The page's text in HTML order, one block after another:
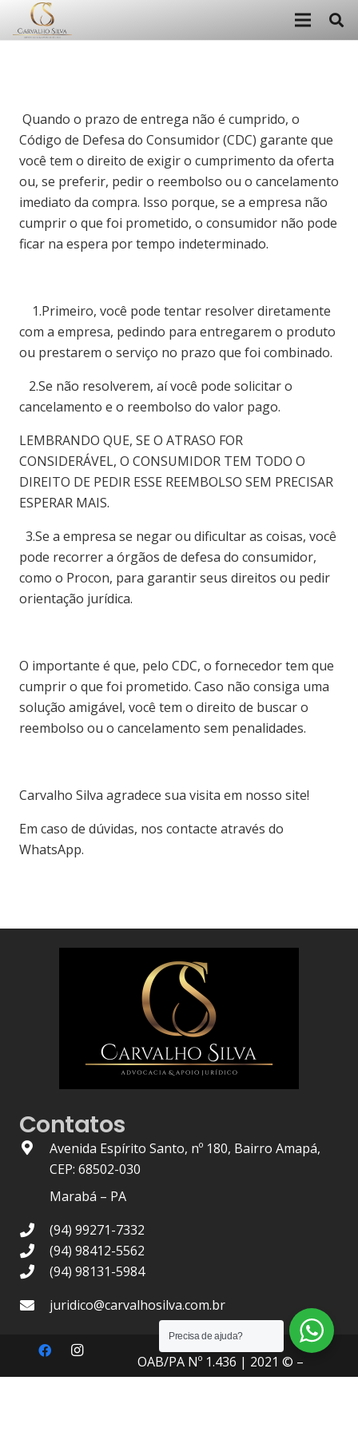
Quando o prazo de entrega não é cumprido, o
Código de Defesa do Consumidor (CDC) garante que
você tem o direito de exigir o cumprimento da oferta
ou, se preferir, pedir o reembolso ou o cancelamento
imediato da compra. Isso porque, se a empresa não
cumprir o que foi prometido, o consumidor não pode
ficar na espera por tempo indeterminado.
1.Primeiro, você pode tentar resolver diretamente
com a empresa, pedindo para entregarem o produto
ou prestarem o serviço no prazo que foi combinado.
2.Se não resolverem, aí você pode solicitar o
cancelamento e o reembolso do valor pago.
LEMBRANDO QUE, SE O ATRASO FOR
CONSIDERÁVEL, O CONSUMIDOR TEM TODO O
DIREITO DE PEDIR ESSE REEMBOLSO SEM PRECISAR
ESPERAR MAIS.
3.Se a empresa se negar ou dificultar as coisas, você
pode recorrer a órgãos de defesa do consumidor,
como o Procon, para garantir seus direitos ou pedir
orientação jurídica.
O importante é que, pelo CDC, o fornecedor tem que
cumprir o que foi prometido. Caso não consiga uma
solução amigável, você tem o direito de buscar o
reembolso ou o cancelamento sem penalidades.
Carvalho Silva agradece sua visita em nosso site!
Em caso de dúvidas, nos contacte através do
WhatsApp.
Contatos
Avenida Espírito Santo, nº 180, Bairro Amapá,
CEP: 68502-030
Marabá – PA
(94) 99271-7332
(94) 98412-5562
(94) 98131-5984
juridico@carvalhosilva.com.br
OAB/PA Nº 1.436 | 2021 © –
Carvalho Silva Advocacia, Todos
Precisa de ajuda?